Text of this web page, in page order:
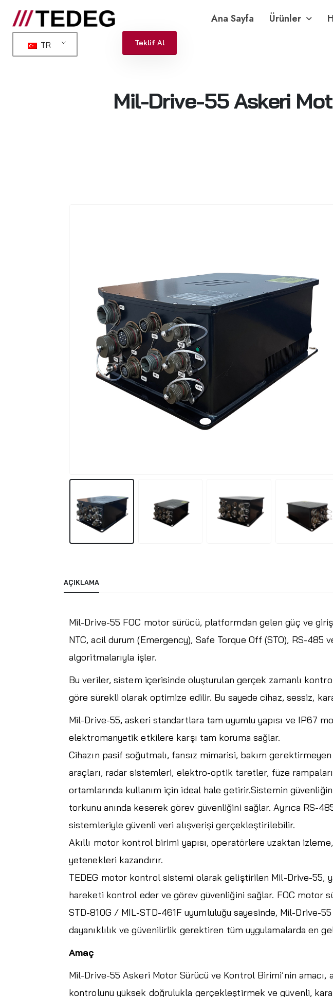
Ana Sayfa Ürünler
TR Teklif Al
Mil-Drive-55 Askeri
AÇIKLAMA
Mil-Drive-55 FOC motor sürücü, platformdan gelen güç ve
NTC, acil durum (Emergency), Safe Torque Off (STO), RS-
algoritmalarıyla işler.
Bu veriler, sistem içerisinde oluşturulan gerçek zamanlı
göre sürekli olarak optimize edilir. Bu sayede cihaz, sessiz,
Mil-Drive-55, askeri standartlara tam uyumlu yapısı ve IP67
elektromanyetik etkilere karşı tam koruma sağlar.
Cihazın pasif soğutmalı, fansız mimarisi, bakım
araçları, radar sistemleri, elektro-optik taretler, füze
ortamlarında kullanım için ideal hale getirir.Sistemin
torkunu anında keserek görev güvenliğini sağlar. Ayrıca
sistemleriyle güvenli veri alışverişi gerçekleştirilebilir.
Akıllı motor kontrol birimi yapısı, operatörlere uzaktan
yetenekleri kazandırır.
TEDEG motor kontrol sistemi olarak geliştirilen Mil-Drive-55,
hareketi kontrol eder ve görev güvenliğini sağlar. FOC motor
STD-810G / MIL-STD-461F uyumluluğu sayesinde, Mil-Drive-
dayanıklılık ve güvenilirlik gerektiren tüm uygulamalarda en
Amaç
Mil-Drive-55 Askeri Motor Sürücü ve Kontrol Birimi’nin
kontrolünü yüksek doğrulukla gerçekleştirmek ve güvenli,